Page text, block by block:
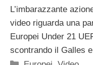
L’imbarazzante
video riguarda una
Europei Under 21
scontrando il Galles
Categorie